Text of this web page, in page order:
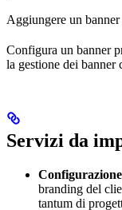
Aggiungere un
Configura un banner
la gestione dei banner
Servizi da
branding del
tantum di